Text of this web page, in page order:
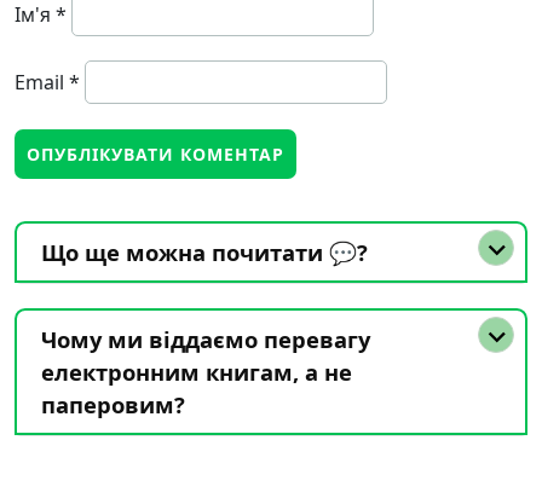
Ім'я *
Email *
Що ще можна почитати 💬?
Чому ми віддаємо перевагу
електронним книгам, а не
паперовим?